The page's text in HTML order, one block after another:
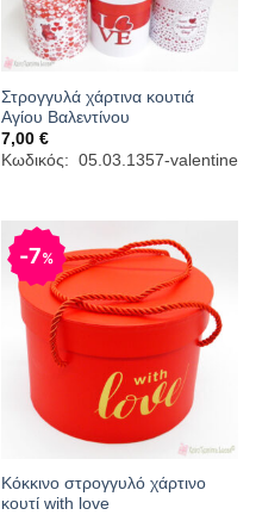
Στρογγυλά χάρτινα κουτιά
Αγίου Βαλεντίνου
7,00 €
Κωδικός: 05.03.1357-valentine
7%
Κόκκινο στρογγυλό χάρτινο
κουτί with love